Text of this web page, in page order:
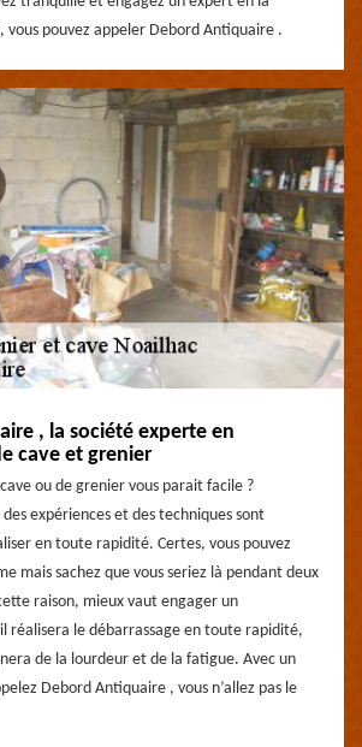
vous pouvez appeler Debord Antiquaire .
, la société experte en
cave et grenier
ou de grenier vous parait facile ?
expériences et des techniques sont
en toute rapidité. Certes, vous pouvez
mais sachez que vous seriez là pendant deux
raison, mieux vaut engager un
réalisera le débarrassage en toute rapidité,
de la lourdeur et de la fatigue. Avec un
Debord Antiquaire , vous n’allez pas le